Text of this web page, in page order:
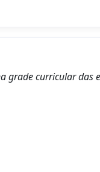
curricular das